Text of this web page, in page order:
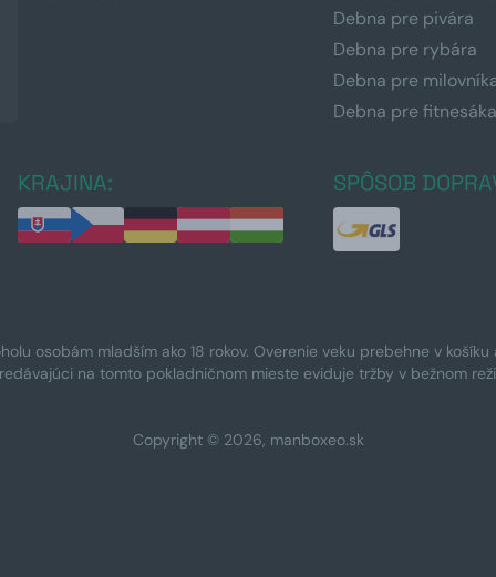
Debna pre pivára
Debna pre rybára
Debna pre
Debna pre
KRAJINA: SPÔSOB
osobám mladším ako 18 rokov. Overenie veku prebehne v
na tomto pokladničnom mieste eviduje tržby v bežnom
Copyright © 2026, manboxeo.sk